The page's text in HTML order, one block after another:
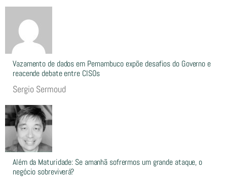
Vazamento de dados em Pernambuco expõe desafios do Governo e
reacende debate entre CISOs
Sergio Sermoud
Além da Maturidade: Se amanhã sofrermos um grande ataque, o
negócio sobreviverá?